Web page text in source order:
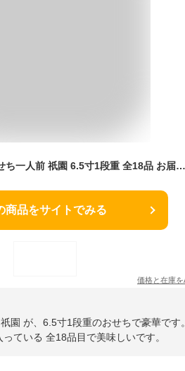
博多久松 本格定番おせち一人前 祇園 6.5寸1段重 全18品 お届け日（2025年12月30日）着
商品をサイトでみる
価格と在庫を
園 が、6.5寸1段重のおせちで豪華です
ている 全18品目で美味しいです。